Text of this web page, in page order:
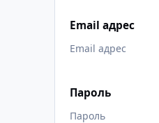
Email адрес
Пароль